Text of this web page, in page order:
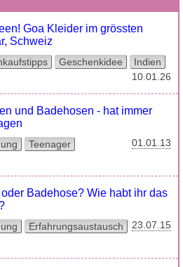
Goa Kleider im grössten
Schweiz
Geschenkidee
Indien
10.01.26
und Badehosen - hat immer
Teenager 01.01.13
Badehose? Wie habt ihr das
Erfahrungsaustausch 23.07.15